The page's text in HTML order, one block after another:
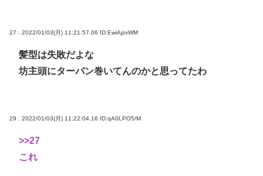
27 : 2022/01/03(月) 11:21:57.06 ID:EwiAjzvWM
髪型は失敗だよな
坊主頭にターバン巻いてんのかと思ってたわ
29 : 2022/01/03(月) 11:22:04.16 ID:qA0LPO5/M
>>27
これ